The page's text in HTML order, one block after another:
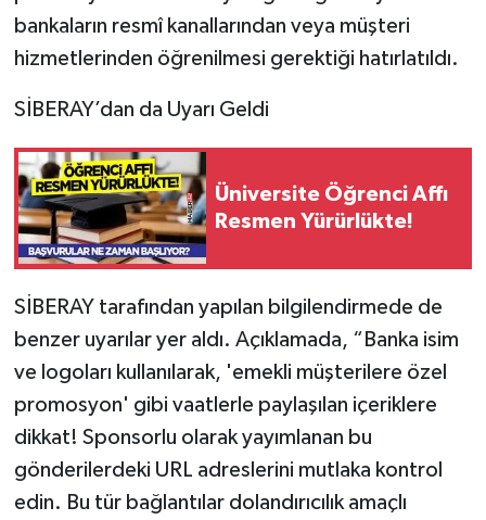
bankaların resmî kanallarından veya müşteri
hizmetlerinden öğrenilmesi gerektiği hatırlatıldı.
SİBERAY’dan da Uyarı Geldi
Üniversite Öğrenci Affı
Resmen Yürürlükte!
SİBERAY tarafından yapılan bilgilendirmede de
benzer uyarılar yer aldı. Açıklamada, “Banka isim
ve logoları kullanılarak, 'emekli müşterilere özel
promosyon' gibi vaatlerle paylaşılan içeriklere
dikkat! Sponsorlu olarak yayımlanan bu
gönderilerdeki URL adreslerini mutlaka kontrol
edin. Bu tür bağlantılar dolandırıcılık amaçlı
Türkiye
Yerel
Künye